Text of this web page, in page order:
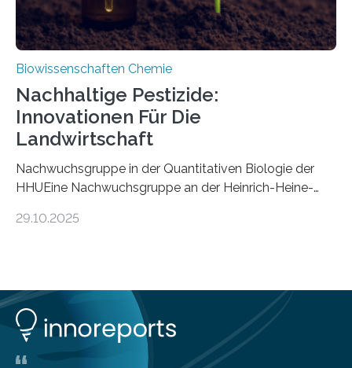
Biowissenschaften Chemie
Nachhaltige Pestizide:
Innovationen Für Die
Landwirtschaft
Nachwuchsgruppe in der Quantitativen Biologie der
HHUEine Nachwuchsgruppe an der Heinrich-Heine-
fünf Jahren erforschen, wie Bakterien auf
Insektenblume. Das Bundesministerium für Forschung,
Technologie und Raumfahrt (BMFTR) fördert das
Projekt im Rahmen der Nationalen
Bioökonomiestrategie mit rund 2,7 Millionen Euro.
29.10.2025